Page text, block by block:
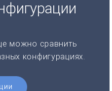
можно сравнить
конфигурациях.